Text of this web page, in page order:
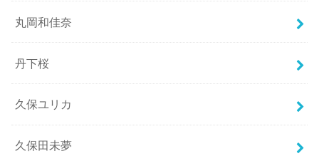
丸岡和佳奈
丹下桜
久保ユリカ
久保田未夢